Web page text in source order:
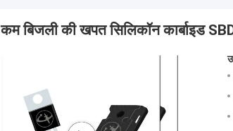
कम बिजली की खपत सिलिकॉन कार्बाइड